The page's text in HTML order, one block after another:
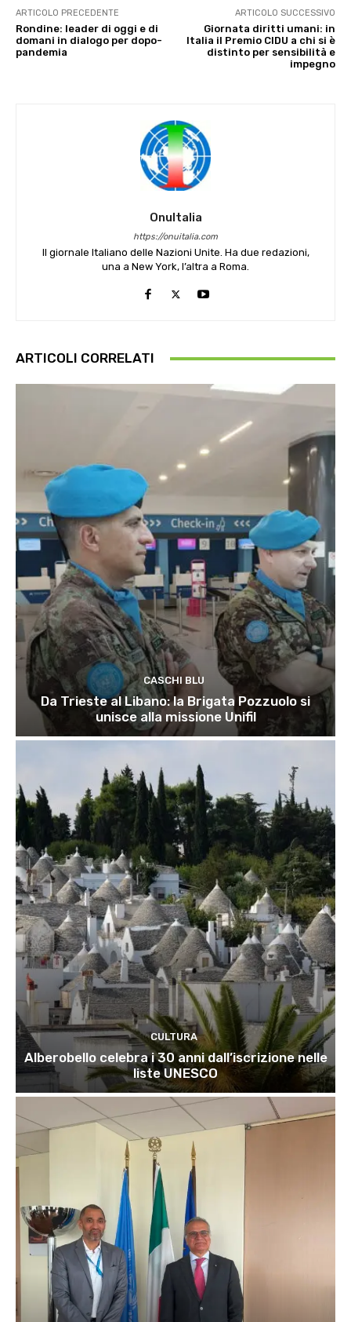
ARTICOLO PRECEDENTE
Rondine: leader di oggi e di
domani in dialogo per dopo-
pandemia
ARTICOLO SUCCESSIVO
Giornata diritti umani: in
Italia il Premio CIDU a chi si è
distinto per sensibilità e
impegno
OnuItalia
https://onuitalia.com
Il giornale Italiano delle Nazioni Unite. Ha due redazioni,
una a New York, l’altra a Roma.
ARTICOLI CORRELATI
CASCHI BLU
Da Trieste al Libano: la Brigata Pozzuolo si
unisce alla missione Unifil
CULTURA
Alberobello celebra i 30 anni dall’iscrizione nelle
liste UNESCO